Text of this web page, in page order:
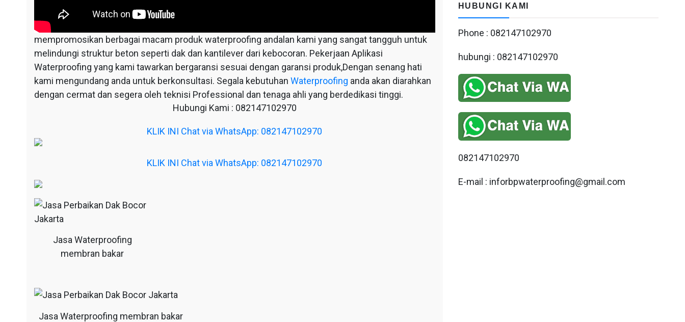
mempromosikan berbagai macam produk waterproofing andalan kami yang sangat tangguh untuk
melindungi struktur beton seperti dak dan kantilever dari kebocoran. Pekerjaan Aplikasi
Waterproofing yang kami tawarkan bergaransi sesuai dengan garansi produk,Dengan senang hati
kami mengundang anda untuk berkonsultasi. Segala kebutuhan Waterproofing anda akan diarahkan
dengan cermat dan segera oleh teknisi Professional dan tenaga ahli yang berdedikasi tinggi.
Hubungi Kami : 082147102970
KLIK INI Chat via WhatsApp: 082147102970
KLIK INI Chat via WhatsApp: 082147102970
Jasa Waterproofing
membran bakar
Jasa Waterproofing membran bakar
HUBUNGI KAMI
Phone : 082147102970
hubungi : 082147102970
082147102970
E-mail : inforbpwaterproofing@gmail.com